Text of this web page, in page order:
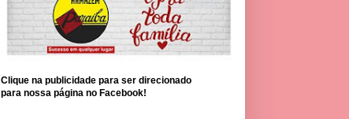
Clique na publicidade para ser direcionado
para nossa página no Facebook!